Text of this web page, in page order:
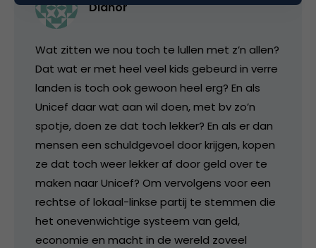
Dlanor
Wat zitten we nou toch te lullen met z’n allen?
Dat wat er met heel veel kids gebeurd in verre
landen is toch ook gewoon heel erg? En als
Unicef daar wat aan wil doen, met bv zo’n
spotje, doen ze dat toch lekker? En als er dan
mensen een schuldgevoel door krijgen, kopen
ze dat toch weer lekker af door geld over te
maken naar Unicef? Om vervolgens voor een
rechtse of lokaal-linkse partij te stemmen die
het onevenwichtige systeem van geld,
economie en macht in de wereld zoveel